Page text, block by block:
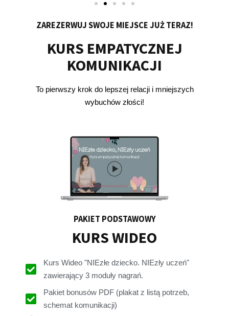
ZAREZERWUJ SWOJE MIEJSCE JUŻ TERAZ!
KURS EMPATYCZNEJ
KOMUNIKACJI
To pierwszy krok do lepszej relacji i mniejszych
wybuchów złości!
PAKIET PODSTAWOWY
KURS WIDEO
Kurs Wideo "NIEzłe dziecko. NIEzły uczeń"
zawierający 3 moduły nagrań.
Pakiet bonusów PDF (plakat z listą potrzeb,
schemat komunikacji)